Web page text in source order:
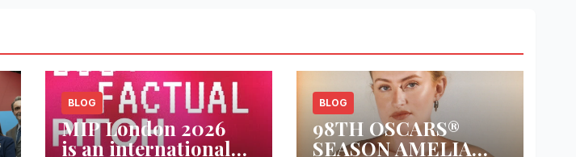
BLOG
MIP London 2026
is an international
BLOG
98TH OSCARS®
SEASON AMELIA